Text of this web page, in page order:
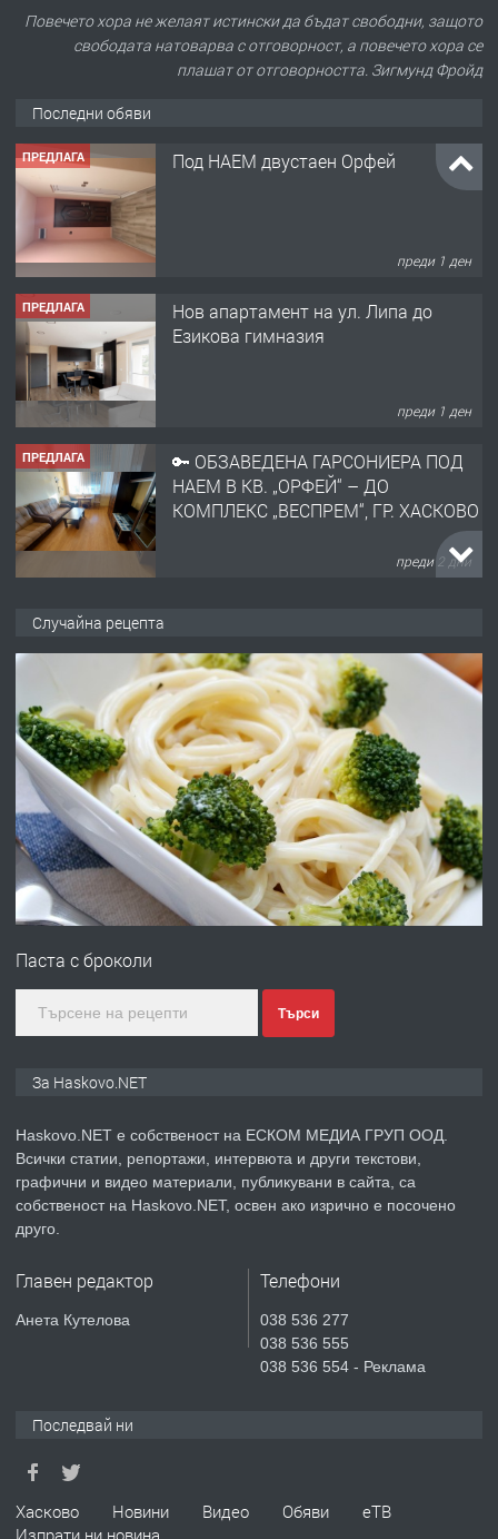
Повечето хора не желаят истински да бъдат свободни, защото
свободата натоварва с отговорност, а повечето хора се
плашат от отговорността. Зигмунд Фройд
Последни обяви
ПРЕДЛАГА Под НАЕМ двустаен Орфей
преди 1 ден
ПРЕДЛАГА
Нов апартамент на ул. Липа до
Езикова гимназия
преди 1 ден
ПРЕДЛАГА
🔑 ОБЗАВЕДЕНА ГАРСОНИЕРА ПОД
НАЕМ В КВ. „ОРФЕЙ“ – ДО
КОМПЛЕКС „ВЕСПРЕМ“, ГР. ХАСКОВО
преди 2 дни
АПАРТАМЕНТ В ЦЕНТЪРА НА ГР.
ХАСКОВО
ПРЕДЛАГА Давам гараж под наем
преди 3 дни
ПРЕДЛАГА
№4120 Магазин/Офис под наем в кв.
преди 4 дни
ПРЕДЛАГА
Продавам парцел в гр. Хасково кв.
СГЛОБЯВАНЕ НА МЕБЕЛИ.
ПРЕДЛАГА
№4119 Едностаен обзаведен
Случайна рецепта
Паста с броколи
Търси
За Haskovo.NET
Haskovo.NET е собственост на ЕСКОМ МЕДИА ГРУП ООД.
Всички статии, репортажи, интервюта и други текстови,
графични и видео материали, публикувани в сайта, са
собственост на Haskovo.NET, освен ако изрично е посочено
друго.
Главен редактор
Анета Кутелова
Телефони
038 536 277
038 536 555
038 536 554 - Реклама
Последвай ни
Хасково Новини Видео Обяви
еТВ